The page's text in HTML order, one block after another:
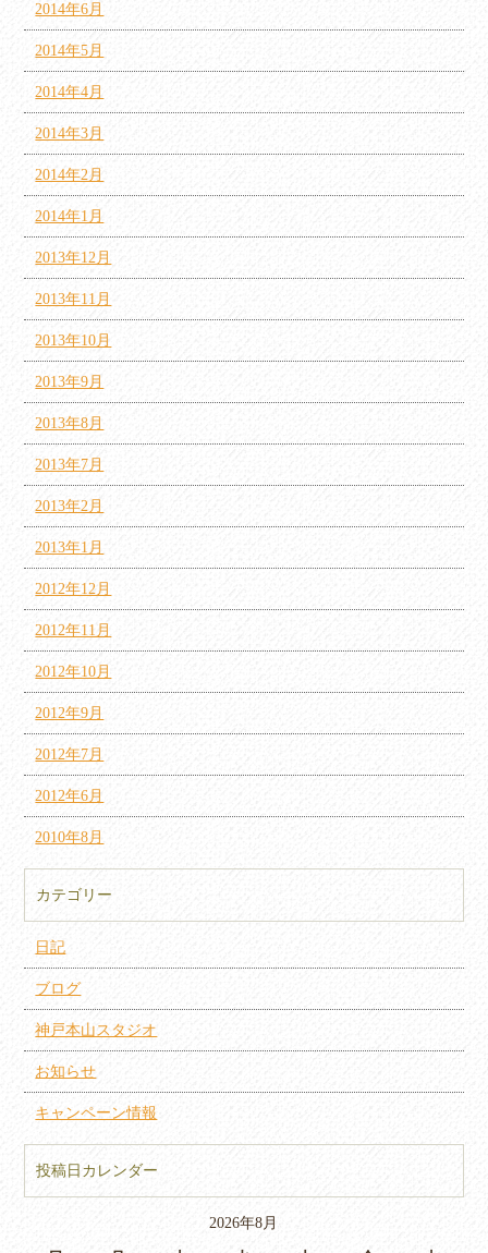
2014年6月
2014年5月
2014年4月
2014年3月
2014年2月
2014年1月
2013年12月
2013年11月
2013年10月
2013年9月
2013年8月
2013年7月
2013年2月
2013年1月
2012年12月
2012年11月
2012年10月
2012年9月
2012年7月
2012年6月
2010年8月
カテゴリー
日記
ブログ
神戸本山スタジオ
お知らせ
キャンペーン情報
投稿日カレンダー
2026年8月